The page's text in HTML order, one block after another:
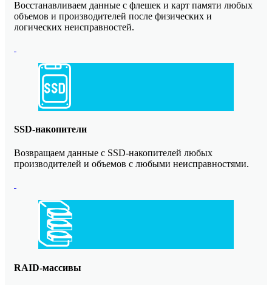
Восстанавливаем данные с флешек и карт памяти любых
объемов и производителей после физических и
логических неисправностей.
SSD-накопители
Возвращаем данные с SSD-накопителей любых
производителей и объемов с любыми неисправностями.
RAID-массивы